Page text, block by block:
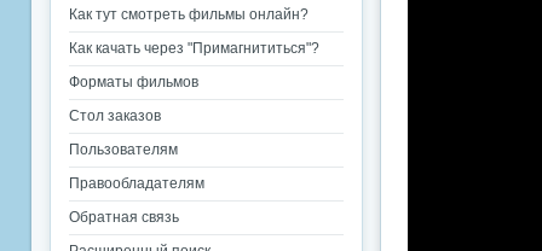
Как тут смотреть фильмы онлайн?
Как качать через "Примагнититься"?
Форматы фильмов
Стол заказов
Пользователям
Правообладателям
Обратная связь